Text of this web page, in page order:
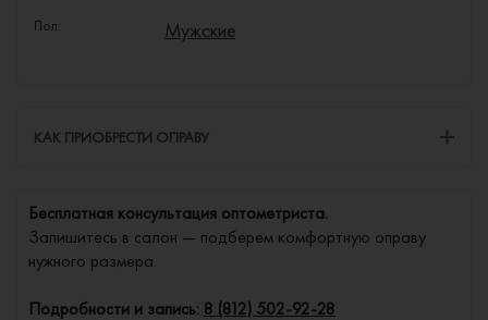
Пол: Мужские
КАК ПРИОБРЕСТИ ОПРАВУ
Бесплатная консультация оптометриста.
Запишитесь в салон — подберем комфортную оправу
нужного размера.
Подробности и запись: 8 (812) 502-92-28